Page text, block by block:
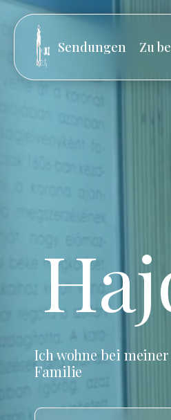
Sendungen Zu
Ich wohne bei meiner
Familie